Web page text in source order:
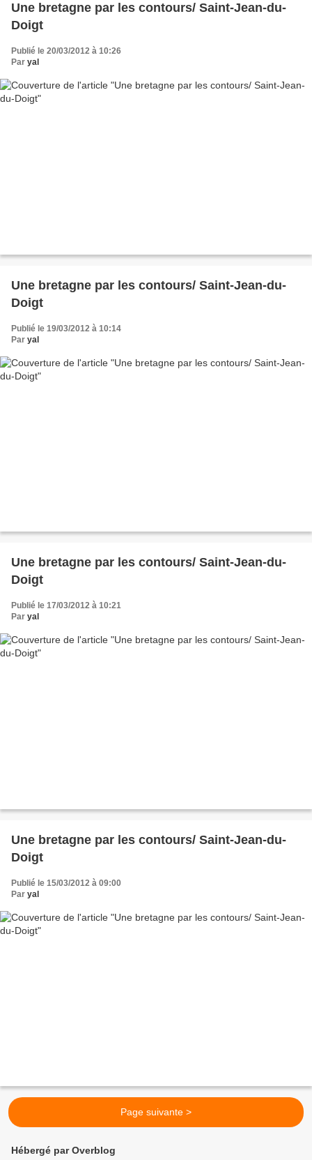
Une bretagne par les contours/ Saint-Jean-du-
Doigt
Publié le 20/03/2012 à 10:26
Par yal
Une bretagne par les contours/ Saint-Jean-du-
Doigt
Publié le 19/03/2012 à 10:14
Par yal
Une bretagne par les contours/ Saint-Jean-du-
Doigt
Publié le 17/03/2012 à 10:21
Par yal
Une bretagne par les contours/ Saint-Jean-du-
Doigt
Publié le 15/03/2012 à 09:00
Par yal
Page suivante >
Hébergé par Overblog